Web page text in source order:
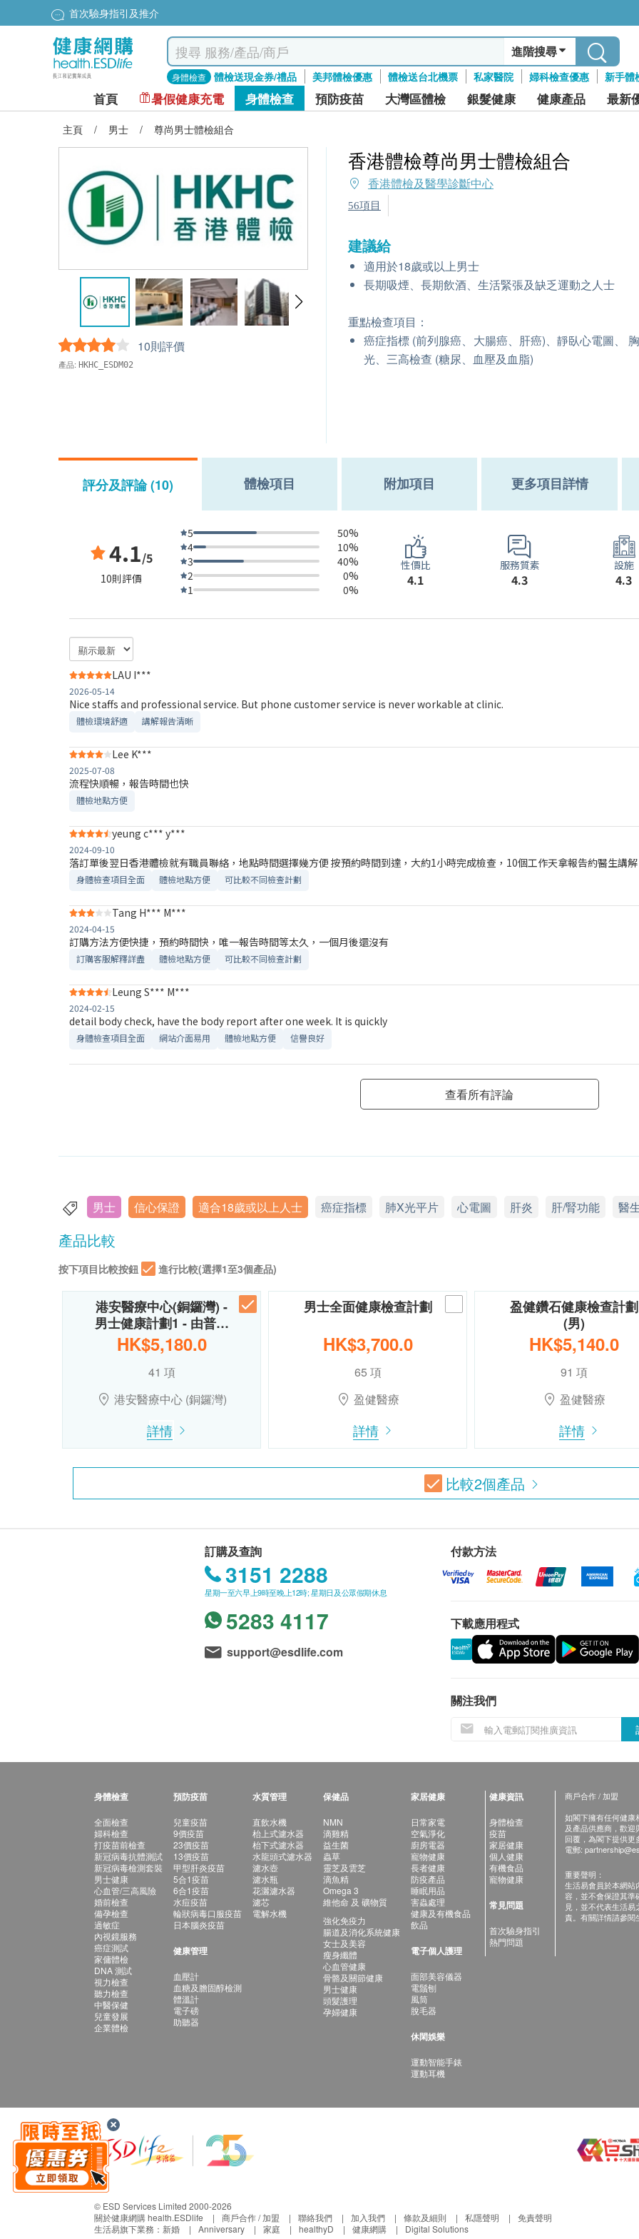
首次驗身指引及推介
進階搜尋
身體檢查 體檢送現金券/禮品 美邦體檢優惠 體檢送台北機票 私家醫院 婦科檢查優惠 新手體
首頁 暑假健康充電 身體檢查 預防疫苗 大灣區體檢 銀髮健康 健康產品 最新
主頁 / 男士 / 尊尚男士體檢組合
10則評價
產品: HKHC_ESDM02
香港體檢尊尚男士體檢組合
香港體檢及醫學診斷中心
56項目
建議給
適用於18歲或以上男士
長期吸煙、長期飲酒、生活緊張及缺乏運動之人士
重點檢查項目：
癌症指標 (前列腺癌、大腸癌、肝癌)、靜臥心電圖、
光、三高檢查 (糖尿、血壓及血脂)
評分及評論 (10) 體檢項目 附加項目 更多項目詳情
4.1/5
10則評價
5
50%
4
10%
3
40%
2
0%
1
0%
性價比
4.1
服務質素
4.3
設施
4.3
LAU I***
2026-05-14
Nice staffs and professional service. But phone customer service is never workable at clinic.
體檢環境舒適​ 講解報告清晰​
Lee K***
2025-07-08
流程快順暢，報告時間也快
體檢地點方便
yeung c*** y***
2024-09-10
落訂單後翌日香港體檢就有職員聯絡，地點時間選擇幾方便 按預約時間到達，大約1小時完成檢查，10個工作天拿報告約醫生講解
身體檢查項目全面 體檢地點方便 可比較不同檢查計劃
Tang H*** M***
2024-04-15
訂購方法方便快捷，預約時間快，唯一報告時間等太久，一個月後還沒有
訂購客服解釋詳盡 體檢地點方便 可比較不同檢查計劃
Leung S*** M***
2024-02-15
detail body check, have the body report after one week. It is quickly
身體檢查項目全面 網站介面易用 體檢地點方便 信譽良好
查看所有評論
男士 信心保證 適合18歲或以上人士 癌症指標 肺X光平片 心電圖 肝炎 肝/腎功能 醫
產品比較
按下項目比較按鈕 進行比較(選擇1至3個產品)
港安醫療中心(銅鑼灣) -
男士健康計劃1 - 由普…
HK$5,180.0
41 項
港安醫療中心 (銅鑼灣)
詳情
男士全面健康檢查計劃
HK$3,700.0
65 項
盈健醫療
詳情
盈健鑽石健康檢查計劃
(男)
HK$5,140.0
91 項
盈健醫療
詳情
比較2個產品
訂購及查詢
3151 2288
星期一至六早上9時至晚上12時; 星期日及公眾假期休息
5283 4117
support@esdlife.com
付款方法
下載應用程式
關注我們
身體檢查
全面檢查
婦科檢查
打疫苗前檢查
新冠病毒抗體測試
新冠病毒檢測套裝
男士健康
心血管/三高風險
婚前檢查
備孕檢查
過敏症
內視鏡服務
癌症測試
家傭體檢
DNA 測試
視力檢查
聽力檢查
中醫保健
兒童發展
企業體檢
預防疫苗
兒童疫苗
9價疫苗
23價疫苗
13價疫苗
甲型肝炎疫苗
5合1疫苗
6合1疫苗
水痘疫苗
輪狀病毒口服疫苗
日本腦炎疫苗
健康管理
血壓計
血糖及膽固醇檢測
體溫計
電子磅
助聽器
水質管理
直飲水機
枱上式濾水器
枱下式濾水器
水龍頭式濾水器
濾水壺
濾水瓶
花灑濾水器
濾芯
電解水機
保健品
NMN
滴雞精
益生菌
蟲草
靈芝及雲芝
滴魚精
Omega 3
維他命 及 礦物質
強化免疫力
腸道及消化系統健康
女士及美容
瘦身纖體
心血管健康
骨骼及關節健康
男士健康
頭髮護理
孕婦健康
家居健康
日常家電
空氣淨化
廚房電器
寵物健康
長者健康
防疫產品
睡眠用品
害蟲處理
健康及有機食品
飲品
電子個人護理
面部美容儀器
電鬚刨
風筒
脫毛器
休閑娛樂
運動智能手錶
運動耳機
健康資訊
身體檢查
疫苗
家居健康
個人健康
有機食品
寵物健康
常見問題
首次驗身指引
熱門問題
商戶合作 / 加盟
如閣下擁有任何健康
及產品供應商，歡迎
回覆，為閣下提供更
電郵:
重要聲明：
生活易會員於本網站
容，並不會保證其準
見，並不代表生活
責。有關詳情請參閱
© ESD Services Limited 2000-2026
關於健康網購 health.ESDlife
商戶合作 / 加盟 聯絡我們 加入我們 條款及細則 私隱聲明
免責聲明
生活易旗下業務： 新婚 Anniversary 家庭 healthyD 健康網購 Digital Solutions